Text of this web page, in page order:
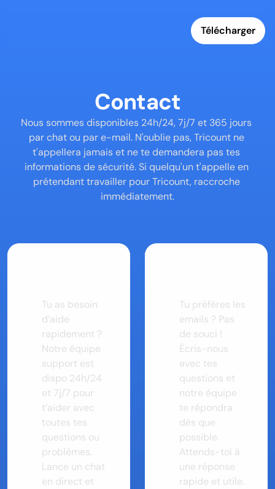
Télécharger
Contact
Nous sommes disponibles 24h/24, 7j/7 et 365 jours
par chat ou par e-mail. N'oublie pas, Tricount ne
t'appellera jamais et ne te demandera pas tes
informations de sécurité. Si quelqu'un t'appelle en
prétendant travailler pour Tricount, raccroche
immédiatement.
Tu as besoin
d’aide
rapidement ?
Notre équipe
support est
dispo 24h/24
et 7j/7 pour
t’aider avec
toutes tes
questions ou
problèmes.
Lance un chat
en direct et
Tu préfères les
emails ? Pas
de souci !
Écris-nous
avec tes
questions et
notre équipe
te répondra
dès que
possible.
Attends-toi à
une réponse
rapide et utile.